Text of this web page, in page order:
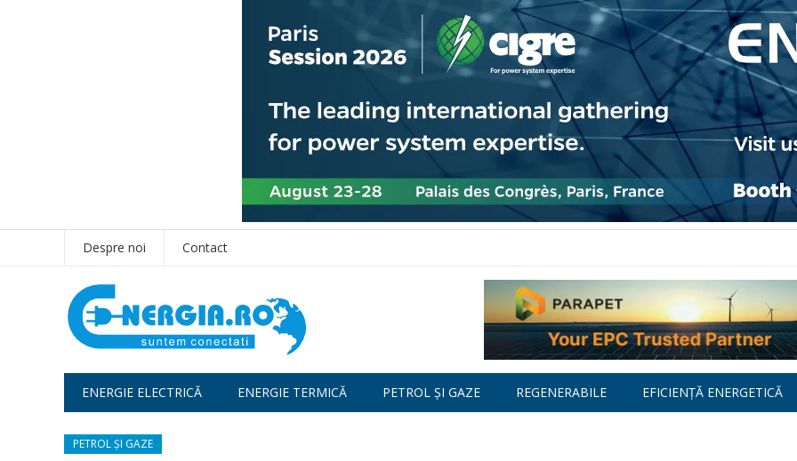
Despre noi Contact
ENERGIE ELECTRICĂ ENERGIE TERMICĂ PETROL ȘI GAZE REGENERABILE EFICIENȚĂ ENERGETICĂ
PETROL ȘI GAZE